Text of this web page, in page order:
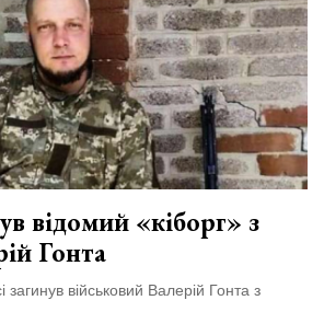
відомий «кіборг» з
Гонта
військовий Валерій Гонта з